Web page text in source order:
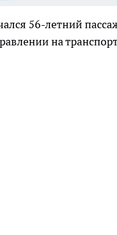
56-летний
на